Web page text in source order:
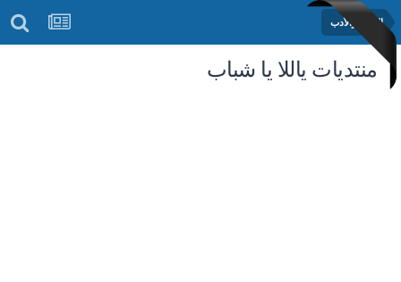
الشعر والأدب
منتديات ياللا يا شباب